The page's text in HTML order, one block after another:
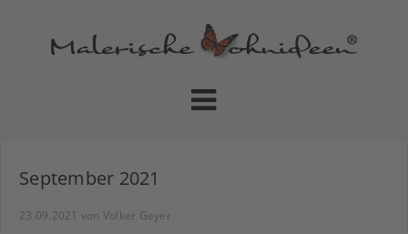
September 2021
23.09.2021 von Volker Geyer